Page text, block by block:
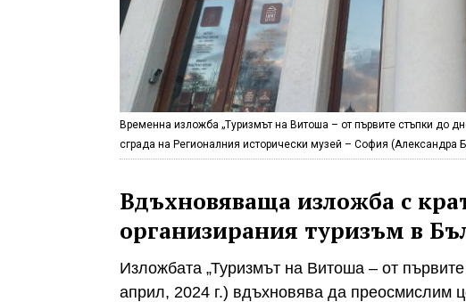
Временна изложба „Туризмът на Витоша – от първите стъпки до
сграда на Регионалния исторически музей – София (Александра
Вдъхновяваща изложба с
организирания туризъм в
Изложбата „Туризмът на Витоша – от
април, 2024 г.) вдъхновява да преосмислим